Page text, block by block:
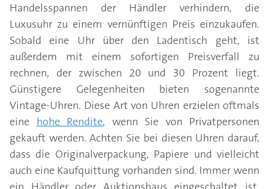
Handelsspannen der Händler verhindern, die
Luxusuhr zu einem vernünftigen Preis einzukaufen.
Sobald eine Uhr über den Ladentisch geht, ist
außerdem mit einem sofortigen Preisverfall zu
rechnen, der zwischen 20 und 30 Prozent liegt.
Günstigere Gelegenheiten bieten sogenannte
Vintage-Uhren. Diese Art von Uhren erzielen oftmals
eine hohe Rendite, wenn Sie von Privatpersonen
gekauft werden. Achten Sie bei diesen Uhren darauf,
dass die Originalverpackung, Papiere und vielleicht
auch eine Kaufquittung vorhanden sind. Immer wenn